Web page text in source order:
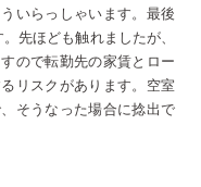
いらっしゃいます。最後
先ほども触れましたが、
ので転勤先の家賃とロー
リスクがあります。空室
そうなった場合に捻出で